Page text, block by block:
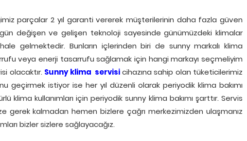
parçalar 2 yıl garanti vererek müşterilerinin daha fazla güven
gün değişen ve gelişen teknoloji sayesinde günümüzdeki klimalar
gelmektedir. Bunların içlerinden biri de sunny markalı klima
veya enerji tasarrufu sağlamak için hangi markayı seçmeliyim
olacaktır. Sunny klima servisicihazına sahip olan tüketicilerimiz
geçirmek istiyor ise her yıl düzenli olarak periyodik klima bakımı
klima kullanımları için periyodik sunny klima bakımı şarttır. Servis
gerek kalmadan hemen bizlere çağrı merkezimizden ulaşmanız
bizler sizlere sağlayacağız.